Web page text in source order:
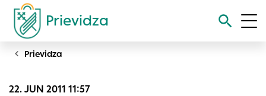
Prievidza
Vyhľadávanie
Prievidza
22. JUN 2011 11:57